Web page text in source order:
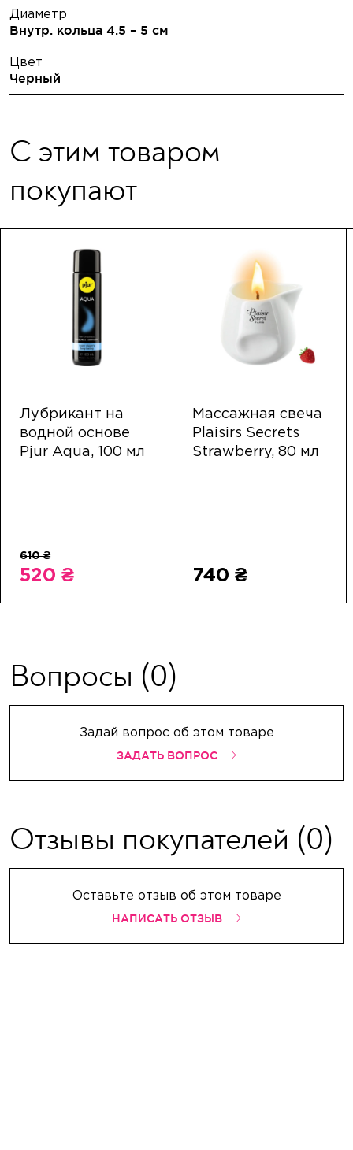
Диаметр
Внутр. кольца 4.5 – 5 см
Цвет
Черный
С этим товаром
покупают
Лубрикант на
водной основе
Pjur Aqua, 100 мл
520 ₴
Массажная свеча
Plaisirs Secrets
Strawberry, 80 мл
740 ₴
Вопросы (0)
Задай вопрос об этом товаре
ЗАДАТЬ ВОПРОС
Отзывы покупателей (0)
Оставьте отзыв об этом товаре
НАПИСАТЬ ОТЗЫВ